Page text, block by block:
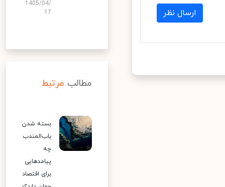
ارسال نظر
1405/04/
17
مطالب مرتبط
بسته شدن
باب‌المندب
چه
پیامدهایی
برای اقتصاد